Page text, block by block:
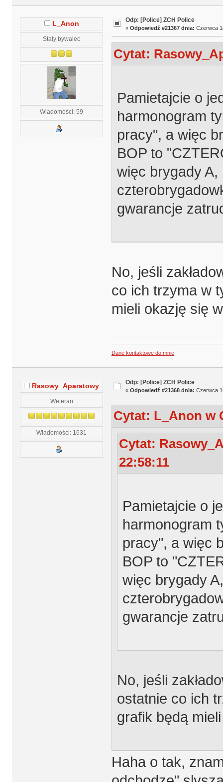
L_Anon
Stały bywalec
Wiadomości: 59
Odp: [Police] ZCH Police
« Odpowiedź #21367 dnia: Czerwca
Cytat:
Pamietajcie o
harmonogram
pracy", a więc
BOP to
więc brygady
gwarancje
No, jeśli
co ich trzyma w
mieli okazję się
Dane kontaktowe do mnie
Rasowy_Aparatowy
Weteran
Wiadomości: 1631
Odp: [Police] ZCH Police
« Odpowiedź #21368 dnia: Czerwca
Cytat: L_Anon w
Cytat:
22:58:11
Pamietajcie o
harmonogram
pracy", a więc
BOP to
więc brygady
gwarancje
No, jeśli
ostatnie co ich
grafik będą
Haha o tak,